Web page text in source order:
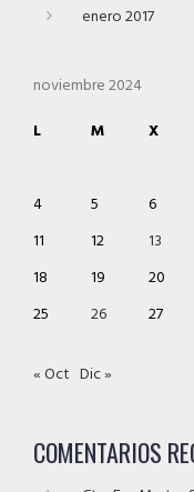
enero 2017
noviembre 2024
L
M X
4
5 6
11
12 13
18
19 20
25
26 27
« Oct Dic »
COMENTARIOS